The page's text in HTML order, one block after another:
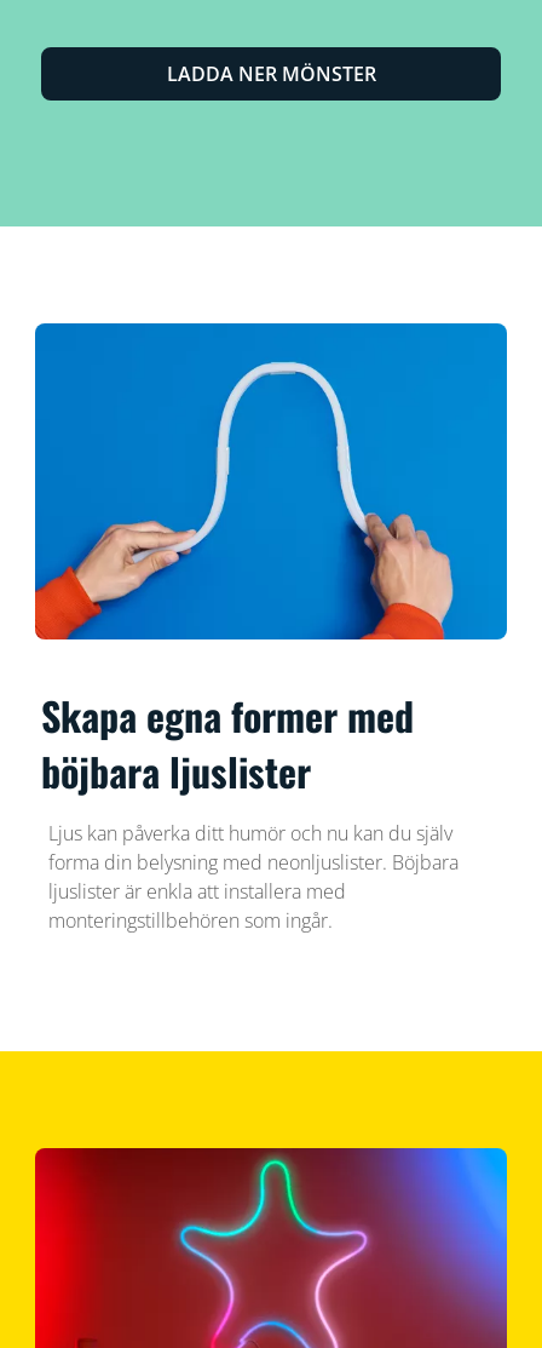
LADDA NER MÖNSTER
Skapa egna former med
böjbara ljuslister
Ljus kan påverka ditt humör och nu kan du själv
forma din belysning med neonljuslister. Böjbara
ljuslister är enkla att installera med
monteringstillbehören som ingår.